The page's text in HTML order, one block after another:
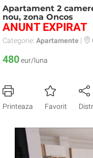
Apartament 2
nou, zona Oncos
ANUNT EXPIRAT
Categorie: Apartamente |
480eur/luna
Printeaza Favorit